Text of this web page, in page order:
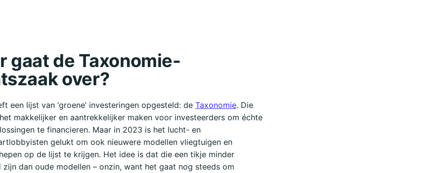
gaat de Taxonomie-
over?
een lijst van ‘groene’ investeringen opgesteld: de Taxonomie. Die
makkelijker en aantrekkelijker maken voor investeerders om échte
te financieren. Maar in 2023 is het lucht- en
gelukt om ook nieuwere modellen vliegtuigen en
op de lijst te krijgen. Het idee is dat die een tikje minder
zijn dan oude modellen – onzin, want het gaat nog steeds om